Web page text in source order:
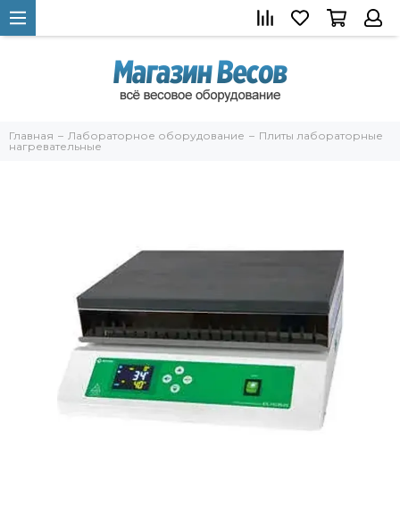
Главная Лабораторное оборудование
Плиты лабораторные
нагревательные